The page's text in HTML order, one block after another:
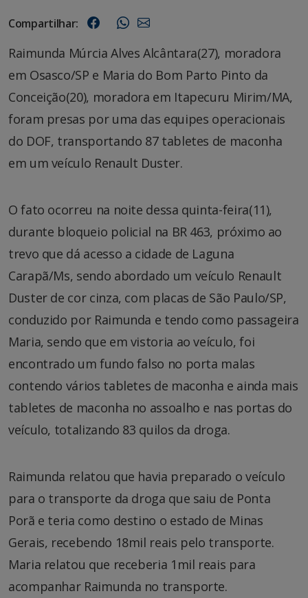
Compartilhar:
Raimunda Múrcia Alves Alcântara(27), moradora
em Osasco/SP e Maria do Bom Parto Pinto da
Conceição(20), moradora em Itapecuru Mirim/MA,
foram presas por uma das equipes operacionais
do DOF, transportando 87 tabletes de maconha
em um veículo Renault Duster.
O fato ocorreu na noite dessa quinta-feira(11),
durante bloqueio policial na BR 463, próximo ao
trevo que dá acesso a cidade de Laguna
Carapã/Ms, sendo abordado um veículo Renault
Duster de cor cinza, com placas de São Paulo/SP,
conduzido por Raimunda e tendo como passageira
Maria, sendo que em vistoria ao veículo, foi
encontrado um fundo falso no porta malas
contendo vários tabletes de maconha e ainda mais
tabletes de maconha no assoalho e nas portas do
veículo, totalizando 83 quilos da droga.
Raimunda relatou que havia preparado o veículo
para o transporte da droga que saiu de Ponta
Porã e teria como destino o estado de Minas
Gerais, recebendo 18mil reais pelo transporte.
Maria relatou que receberia 1mil reais para
acompanhar Raimunda no transporte.